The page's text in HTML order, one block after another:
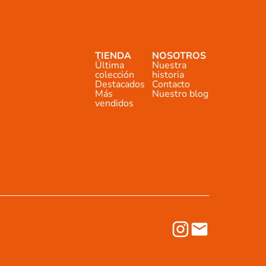
TIENDA
Última
colección
Destacados
Más
vendidos
NOSOTROS
Nuestra
historia
Contacto
Nuestro blog